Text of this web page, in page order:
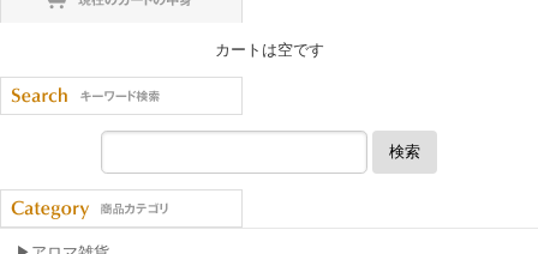
カートは空です
検索